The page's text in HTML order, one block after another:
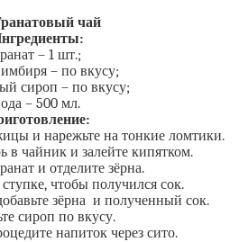
чай
– 1 шт.;
– по вкусу;
сироп – по вкусу;
– 500 мл.
и нарежьте на тонкие ломтики.
в чайник и залейте кипятком.
и отделите зёрна.
ступке, чтобы получился сок.
зёрна и полученный сок.
сироп по вкусу.
напиток через сито.